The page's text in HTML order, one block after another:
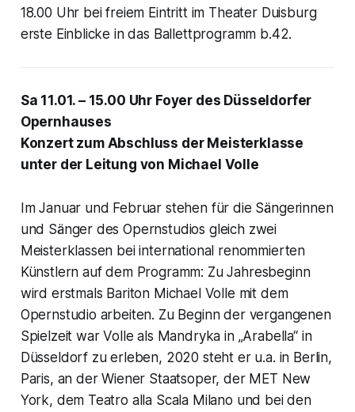
18.00 Uhr bei freiem Eintritt im Theater Duisburg
erste Einblicke in das Ballettprogramm b.42.
Sa 11.01. – 15.00 Uhr Foyer des Düsseldorfer
Opernhauses
Konzert zum Abschluss der Meisterklasse
unter der Leitung von Michael Volle
Im Januar und Februar stehen für die Sängerinnen
und Sänger des Opernstudios gleich zwei
Meisterklassen bei international renommierten
Künstlern auf dem Programm: Zu Jahresbeginn
wird erstmals Bariton Michael Volle mit dem
Opernstudio arbeiten. Zu Beginn der vergangenen
Spielzeit war Volle als Mandryka in „Arabella“ in
Düsseldorf zu erleben, 2020 steht er u.a. in Berlin,
Paris, an der Wiener Staatsoper, der MET New
York, dem Teatro alla Scala Milano und bei den